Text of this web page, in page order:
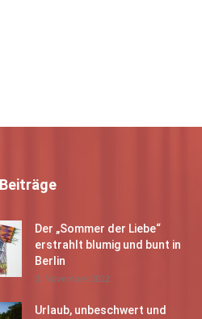
Der „Sommer der Liebe“
erstrahlt blumig und bunt in
Berlin
3. November 2022
Urlaub, unbeschwert und